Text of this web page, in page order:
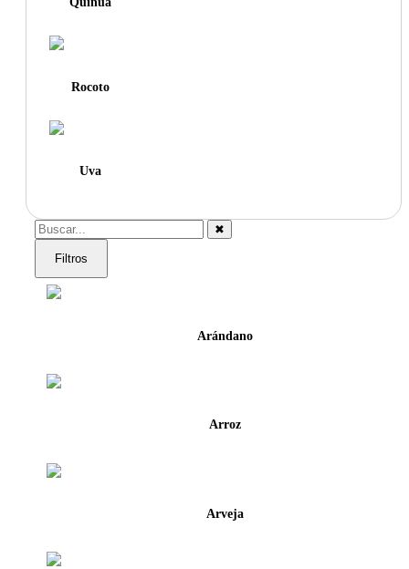
Rocoto
Uva
✖
Filtros
Arándano
Arroz
Arveja